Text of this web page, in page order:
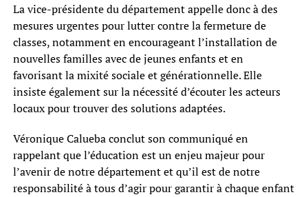
La vice-présidente du département appelle donc à des
mesures urgentes pour lutter contre la fermeture de
classes, notamment en encourageant l’installation de
nouvelles familles avec de jeunes enfants et en
favorisant la mixité sociale et générationnelle. Elle
insiste également sur la nécessité d’écouter les acteurs
locaux pour trouver des solutions adaptées.
Véronique Calueba conclut son communiqué en
rappelant que l’éducation est un enjeu majeur pour
l’avenir de notre département et qu’il est de notre
responsabilité à tous d’agir pour garantir à chaque enfant